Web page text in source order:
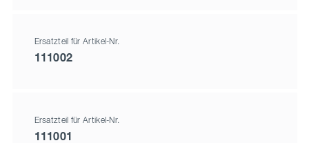
Ersatzteil für Artikel-Nr.
111002
Ersatzteil für Artikel-Nr.
111001